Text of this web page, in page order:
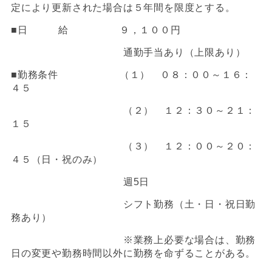
定により更新された場合は５年間を限度とする。
■日 給 ９，１００円
通勤手当あり（上限あり）
■勤務条件 （１） ０８：００～１６：
４５
（２） １２：３０～２１：
１５
（３） １２：００～２０：
４５（日・祝のみ）
週 5日
シフト勤務（土・日・祝日勤
務あり）
※業務上必要な場合は、勤務
日の変更や勤務時間以外に勤務を命ずることがある。